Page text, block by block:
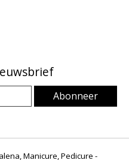
Abonneer
Manicure, Pedicure -